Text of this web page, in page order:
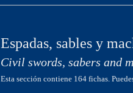
Espadas, sables y
Civil swords, sabers and
Esta sección contiene 164 fichas.